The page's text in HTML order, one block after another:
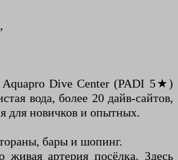
Aquapro Dive Center (PADI 5★)
вода, более 20 дайв-сайтов,
для новичков и опытных.
бары и шопинг.
артерия посёлка. Здесь